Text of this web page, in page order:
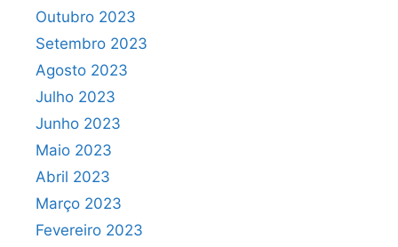
Outubro 2023
Setembro 2023
Agosto 2023
Julho 2023
Junho 2023
Maio 2023
Abril 2023
Março 2023
Fevereiro 2023